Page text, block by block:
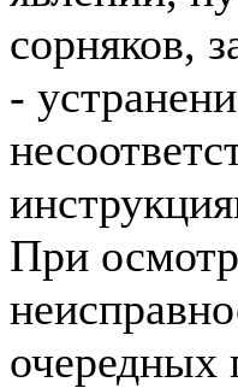
сорняков,
-
При
очередных